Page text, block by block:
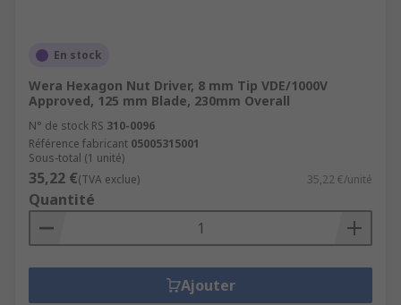
En stock
Wera Hexagon Nut Driver, 8 mm Tip VDE/1000V
Approved, 125 mm Blade, 230mm Overall
N° de stock RS 310-0096
Référence fabricant 05005315001
Sous-total (1 unité)
35,22 €(TVA exclue) 35,22 €/unité
Quantité
Ajouter